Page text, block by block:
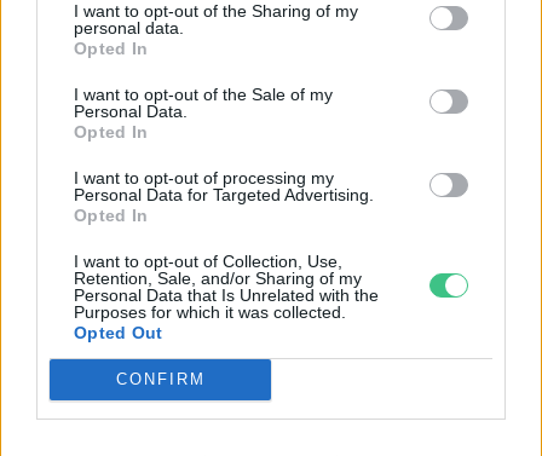
I want to opt-out of the Sharing of my
personal data.
Opted In
I want to opt-out of the Sale of my
Personal Data.
Opted In
I want to opt-out of processing my
Personal Data for Targeted Advertising.
Opted In
I want to opt-out of Collection, Use,
Retention, Sale, and/or Sharing of my
Personal Data that Is Unrelated with the
Purposes for which it was collected.
Opted Out
CONFIRM
Habár a legtöbb jótékony élelmiszerről az a
hír is járja, hogy a rák ellenszere lehet,
vizsgálatok kimutatták, hogy a kefirszemcsék
segíthetnek csökkenteni a
és a vérráksejtek növekedését a
szervezetben.
Egyeskutatásokpedig arra utalnak, hogy a
nagyobb mennyiségű probiotikum bevitele
segíthet a rák megelőzésében és
kezelésében azáltal, hogy fokozza a szervezet